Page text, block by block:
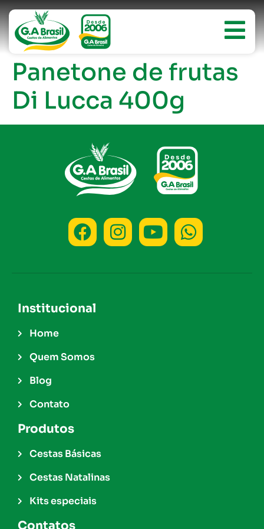
Panetone de frutas
Di Lucca 400g
Institucional
Home
Quem Somos
Blog
Contato
Produtos
Cestas Básicas
Cestas Natalinas
Kits especiais
Contatos